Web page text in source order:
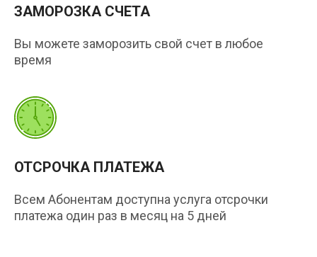
ЗАМОРОЗКА СЧЕТА
Вы можете заморозить свой счет в любое
время
ОТСРОЧКА ПЛАТЕЖА
Всем Абонентам доступна услуга отсрочки
платежа один раз в месяц на 5 дней